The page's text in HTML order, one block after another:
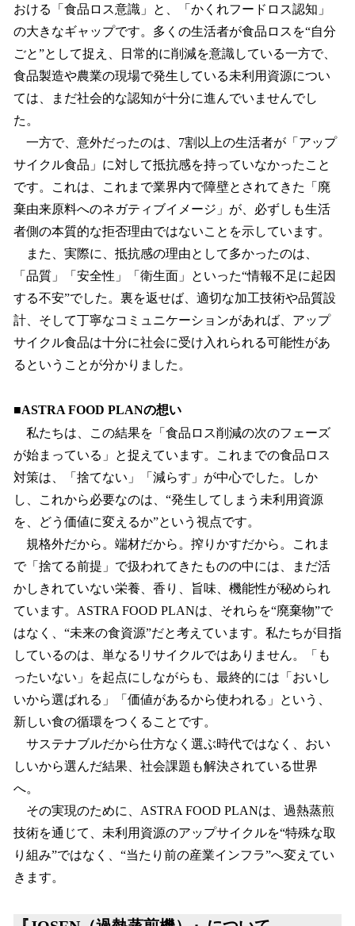
おける「食品ロス意識」と、「かくれフードロス認知」
の大きなギャップです。多くの生活者が食品ロスを“自分
ごと”として捉え、日常的に削減を意識している一方で、
食品製造や農業の現場で発生している未利用資源につい
ては、まだ社会的な認知が十分に進んでいませんでし
た。
一方で、意外だったのは、7割以上の生活者が「アップ
サイクル食品」に対して抵抗感を持っていなかったこと
です。これは、これまで業界内で障壁とされてきた「廃
棄由来原料へのネガティブイメージ」が、必ずしも生活
者側の本質的な拒否理由ではないことを示しています。
また、実際に、抵抗感の理由として多かったのは、
「品質」「安全性」「衛生面」といった“情報不足に起因
する不安”でした。裏を返せば、適切な加工技術や品質設
計、そして丁寧なコミュニケーションがあれば、アップ
サイクル食品は十分に社会に受け入れられる可能性があ
るということが分かりました。
■ASTRA FOOD PLANの想い
私たちは、この結果を「食品ロス削減の次のフェーズ
が始まっている」と捉えています。これまでの食品ロス
対策は、「捨てない」「減らす」が中心でした。しか
し、これから必要なのは、“発生してしまう未利用資源
を、どう価値に変えるか”という視点です。
規格外だから。端材だから。搾りかすだから。これま
で「捨てる前提」で扱われてきたものの中には、まだ活
かしきれていない栄養、香り、旨味、機能性が秘められ
ています。ASTRA FOOD PLANは、それらを“廃棄物”で
はなく、“未来の食資源”だと考えています。私たちが目指
しているのは、単なるリサイクルではありません。「も
ったいない」を起点にしながらも、最終的には「おいし
いから選ばれる」「価値があるから使われる」という、
新しい食の循環をつくることです。
サステナブルだから仕方なく選ぶ時代ではなく、おい
しいから選んだ結果、社会課題も解決されている世界
へ。
その実現のために、ASTRA FOOD PLANは、過熱蒸煎
技術を通じて、未利用資源のアップサイクルを“特殊な取
り組み”ではなく、“当たり前の産業インフラ”へ変えてい
きます。